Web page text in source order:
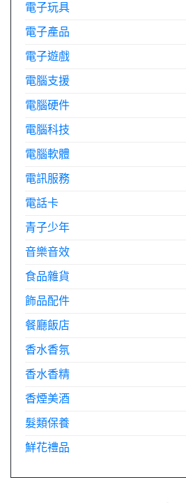
電子玩具
電子產品
電子遊戲
電腦支援
電腦硬件
電腦科技
電腦軟體
電訊服務
電話卡
青子少年
音樂音效
食品雜貨
飾品配件
餐廳飯店
香水香氛
香水香精
香煙美酒
髮類保養
鮮花禮品